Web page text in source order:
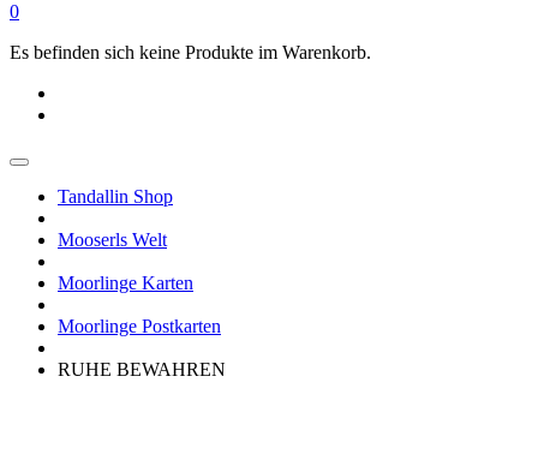
0
Es befinden sich keine Produkte im Warenkorb.
Tandallin Shop
Mooserls Welt
Moorlinge Karten
Moorlinge Postkarten
RUHE BEWAHREN